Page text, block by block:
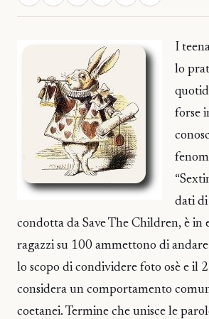
I
lo
forse
dati
condotta da Save The Children, è in
ragazzi su 100 ammettono di
lo scopo di condividere foto osè e il
considera un comportamento
coetanei. Termine che unisce le